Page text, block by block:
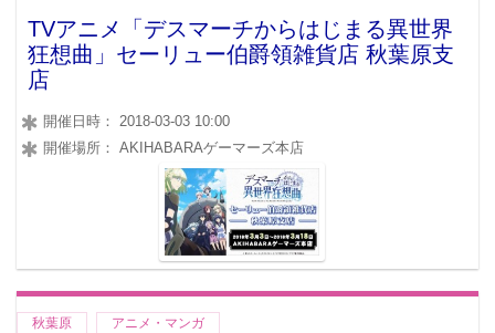
TVアニメ「デスマーチからはじまる異世界
狂想曲」セーリュー伯爵領雑貨店 秋葉原支
店
開催日時： 2018-03-03 10:00
開催場所： AKIHABARAゲーマーズ本店
秋葉原 アニメ・マンガ